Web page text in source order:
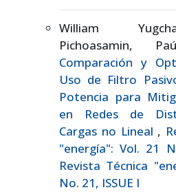
William
Pichoasamin,
Comparación y
Uso de Filtro
Potencia para
en Redes de
Cargas no Lineal ,
"energía": Vol. 21
Revista Técnica
No. 21, ISSUE I